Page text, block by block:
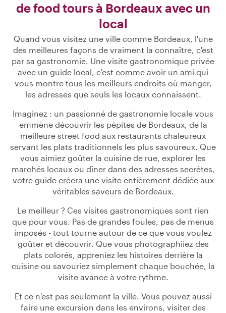
de food tours à Bordeaux avec un
local
Quand vous visitez une ville comme Bordeaux, l'une
des meilleures façons de vraiment la connaître, c'est
par sa gastronomie. Une visite gastronomique privée
avec un guide local, c'est comme avoir un ami qui
vous montre tous les meilleurs endroits où manger,
les adresses que seuls les locaux connaissent.
Imaginez : un passionné de gastronomie locale vous
emmène découvrir les pépites de Bordeaux, de la
meilleure street food aux restaurants chaleureux
servant les plats traditionnels les plus savoureux. Que
vous aimiez goûter la cuisine de rue, explorer les
marchés locaux ou dîner dans des adresses secrètes,
votre guide créera une visite entièrement dédiée aux
véritables saveurs de Bordeaux.
Le meilleur ? Ces visites gastronomiques sont rien
que pour vous. Pas de grandes foules, pas de menus
imposés - tout tourne autour de ce que vous voulez
goûter et découvrir. Que vous photographiiez des
plats colorés, appreniez les histoires derrière la
cuisine ou savouriez simplement chaque bouchée, la
visite avance à votre rythme.
Et ce n'est pas seulement la ville. Vous pouvez aussi
faire une excursion dans les environs, visiter des